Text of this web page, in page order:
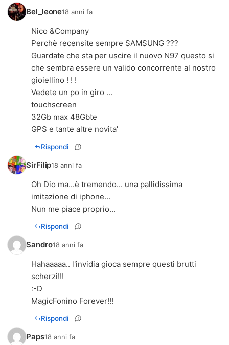
Bel_leone18 anni fa
Nico &Company
Perchè recensite sempre SAMSUNG ???
Guardate che sta per uscire il nuovo N97 questo si
che sembra essere un valido concorrente al nostro
gioiellino ! ! !
Vedete un po in giro ...
touchscreen
32Gb max 48Gbte
GPS e tante altre novita'
Rispondi
SirFilip18 anni fa
Oh Dio ma...è tremendo... una pallidissima
imitazione di iphone...
Nun me piace proprio...
Rispondi
Sandro18 anni fa
Hahaaaaa.. l'invidia gioca sempre questi brutti
scherzi!!!
:-D
MagicFonino Forever!!!
Rispondi
Paps18 anni fa